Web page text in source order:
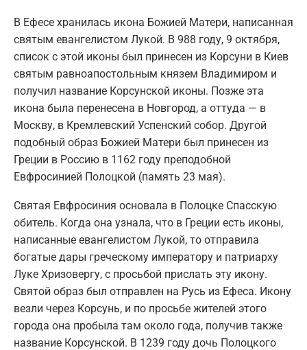
В Ефесе хранилась икона Божией Матери, написанная
святым евангелистом Лукой. В 988 году, 9 октября,
список с этой иконы был принесен из Корсуни в Киев
святым равноапостольным князем Владимиром и
получил название Корсунской иконы. Позже эта
икона была перенесена в Новгород, а оттуда — в
Москву, в Кремлевский Успенский собор. Другой
подобный образ Божией Матери был принесен из
Греции в Россию в 1162 году преподобной
Евфросинией Полоцкой (память 23 мая).
Святая Евфросиния основала в Полоцке Спасскую
обитель. Когда она узнала, что в Греции есть иконы,
написанные евангелистом Лукой, то отправила
богатые дары греческому императору и патриарху
Луке Хризовергу, с просьбой прислать эту икону.
Святой образ был отправлен на Русь из Ефеса. Икону
везли через Корсунь, и по просьбе жителей этого
города она пробыла там около года, получив также
название Корсунской. В 1239 году дочь Полоцкого